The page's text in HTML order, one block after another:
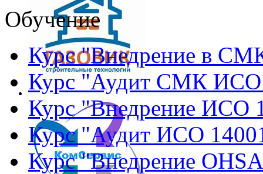
Обучение
Курс "Внедрение в
Курс "Аудит СМК ИСО
Курс "Внедрение ИСО
Курс "Аудит ИСО
Курс "Внедрение